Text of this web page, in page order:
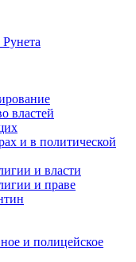
властей
и в политической
и власти
и праве
и полицейское